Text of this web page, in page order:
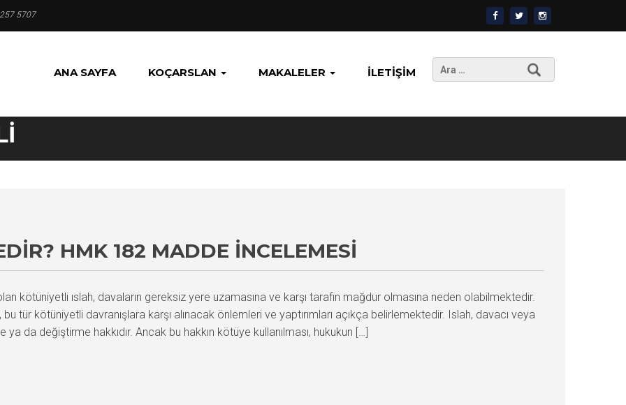
5707
ANA SAYFA KOÇARSLAN MAKALELER İLETIŞIM
Arama:
HMK 182 MADDE İNCELEMESI
kötüniyetli ıslah, davaların gereksiz yere uzamasına ve karşı tarafın mağdur olmasına neden olabilmektedir.
tür kötüniyetli davranışlara karşı alınacak önlemleri ve yaptırımları açıkça belirlemektedir. Islah, davacı veya
da değiştirme hakkıdır. Ancak bu hakkın kötüye kullanılması, hukukun […]